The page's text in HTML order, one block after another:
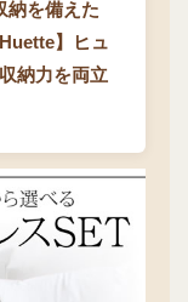
納を備えた
】ヒュ
納力を両立